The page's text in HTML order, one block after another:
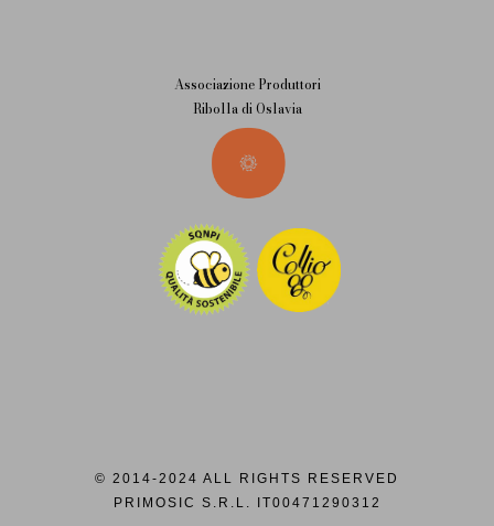
Associazione Produttori
Ribolla di Oslavia
© 2014-2024 ALL RIGHTS RESERVED
PRIMOSIC S.R.L. IT00471290312